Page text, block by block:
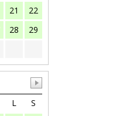
21
22
28
29
L
S